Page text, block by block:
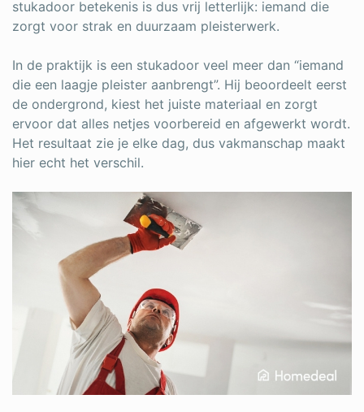
Bent u een vakspecialist?
Log in
stukadoor betekenis is dus vrij letterlijk: iemand die
zorgt voor strak en duurzaam pleisterwerk.
In de praktijk is een stukadoor veel meer dan “iemand
die een laagje pleister aanbrengt”. Hij beoordeelt eerst
de ondergrond, kiest het juiste materiaal en zorgt
ervoor dat alles netjes voorbereid en afgewerkt wordt.
Het resultaat zie je elke dag, dus vakmanschap maakt
hier echt het verschil.